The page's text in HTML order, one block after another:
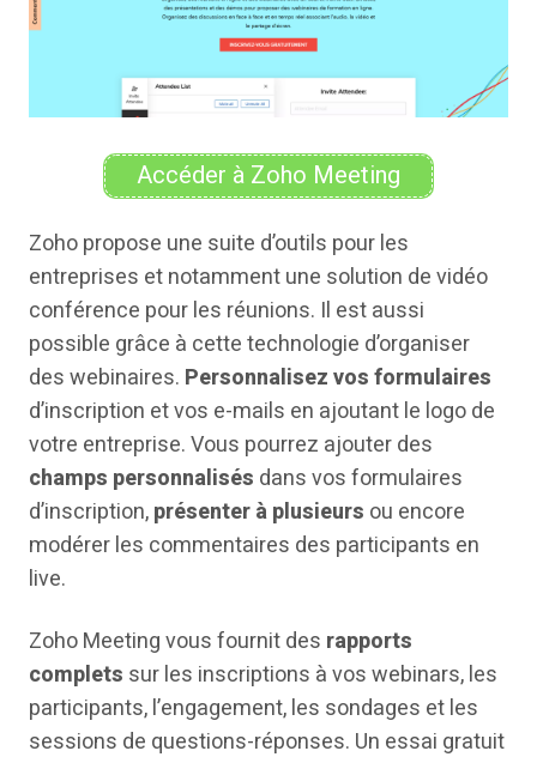
Accéder à Zoho Meeting
Zoho propose une suite d’outils pour les
entreprises et notamment une solution de vidéo
conférence pour les réunions. Il est aussi
possible grâce à cette technologie d’organiser
des webinaires. Personnalisez vos formulaires
d’inscription et vos e-mails en ajoutant le logo de
votre entreprise. Vous pourrez ajouter des
champs personnalisés dans vos formulaires
d’inscription,présenter à plusieurs ou encore
modérer les commentaires des participants en
live.
Zoho Meeting vous fournit des rapports
complets sur les inscriptions à vos webinars, les
participants, l’engagement, les sondages et les
sessions de questions-réponses. Un essai gratuit